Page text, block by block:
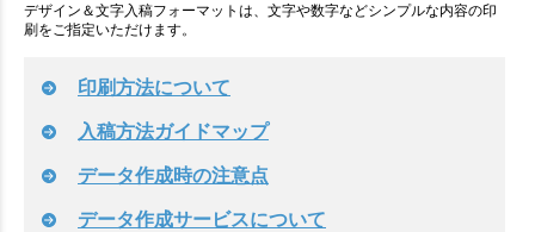
デザイン＆文字入稿フォーマットは、文字や数字などシンプルな内容の印
刷をご指定いただけます。
印刷方法について
入稿方法ガイドマップ
データ作成時の注意点
データ作成サービスについて